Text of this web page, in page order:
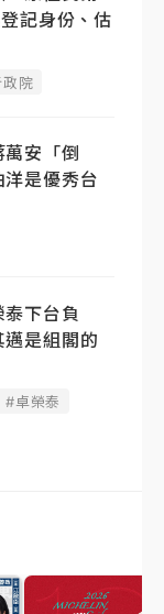
記身份、估
院
安「倒
是優秀台
下台負
是組閣的
#卓榮泰